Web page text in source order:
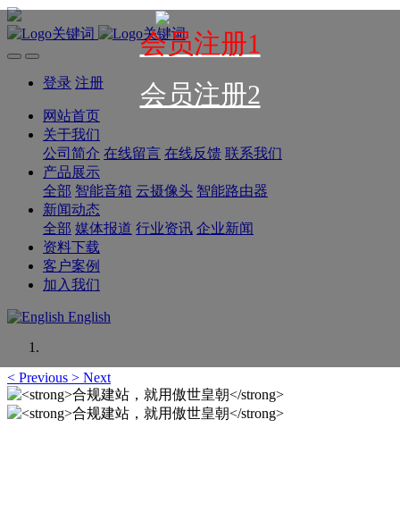
会员注册1
会员注册2
登录 注册
网站首页
关于我们
公司简介 在线留言 在线反馈 联系我们
产品展示
全部 智能音箱 云摄像头 智能路由器
新闻动态
全部 媒体报道 行业资讯 企业新闻
资料下载
客户案例
加入我们
English
< Previous > Next